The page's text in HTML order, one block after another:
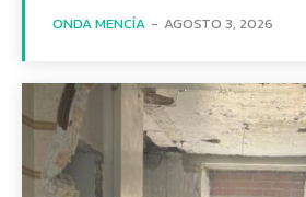
ONDA MENCÍA - AGOSTO 3, 2026